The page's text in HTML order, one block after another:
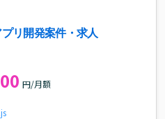
リ開発案件・求人
円/月額